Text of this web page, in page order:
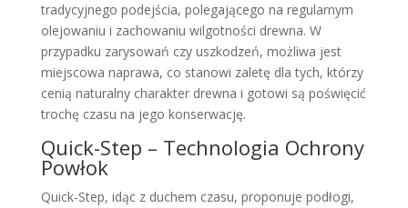
tradycyjnego podejścia, polegającego na regularnym
olejowaniu i zachowaniu wilgotności drewna. W
przypadku zarysowań czy uszkodzeń, możliwa jest
miejscowa naprawa, co stanowi zaletę dla tych, którzy
cenią naturalny charakter drewna i gotowi są poświęcić
trochę czasu na jego konserwację.
Quick-Step – Technologia Ochrony
Powłok
Quick-Step, idąc z duchem czasu, proponuje podłogi,